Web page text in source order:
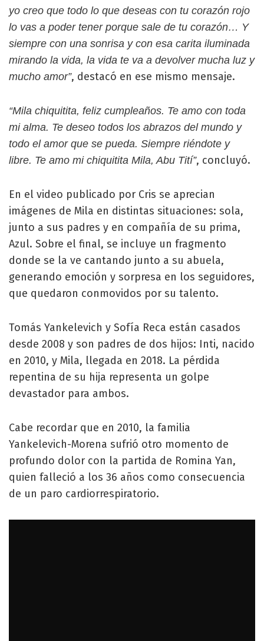
yo creo que todo lo que deseas con tu corazón rojo
lo vas a poder tener porque sale de tu corazón… Y
siempre con una sonrisa y con esa carita iluminada
mirando la vida, la vida te va a devolver mucha luz y
mucho amor”, destacó en ese mismo mensaje.
“Mila chiquitita, feliz cumpleaños. Te amo con toda
mi alma. Te deseo todos los abrazos del mundo y
todo el amor que se pueda. Siempre riéndote y
libre. Te amo mi chiquitita Mila, Abu Tití”, concluyó.
En el video publicado por Cris se aprecian
imágenes de Mila en distintas situaciones: sola,
junto a sus padres y en compañía de su prima,
Azul. Sobre el final, se incluye un fragmento
donde se la ve cantando junto a su abuela,
generando emoción y sorpresa en los seguidores,
que quedaron conmovidos por su talento.
Tomás Yankelevich y Sofía Reca están casados
desde 2008 y son padres de dos hijos: Inti, nacido
en 2010, y Mila, llegada en 2018. La pérdida
repentina de su hija representa un golpe
devastador para ambos.
Cabe recordar que en 2010, la familia
Yankelevich-Morena sufrió otro momento de
profundo dolor con la partida de Romina Yan,
quien falleció a los 36 años como consecuencia
de un paro cardiorrespiratorio.